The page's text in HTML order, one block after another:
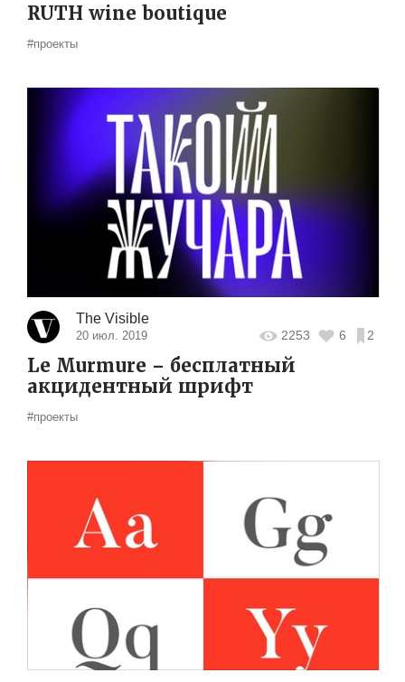
RUTH wine boutique
#проекты
The Visible
20 июл. 2019 2253 6 2
Le Murmure – бесплатный
акцидентный шрифт
#проекты